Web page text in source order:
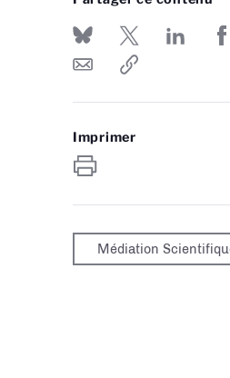
Imprimer
Médiation